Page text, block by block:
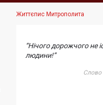
Життєпис Митрополита
“Нічого дорожчого не
людини!”
Слово